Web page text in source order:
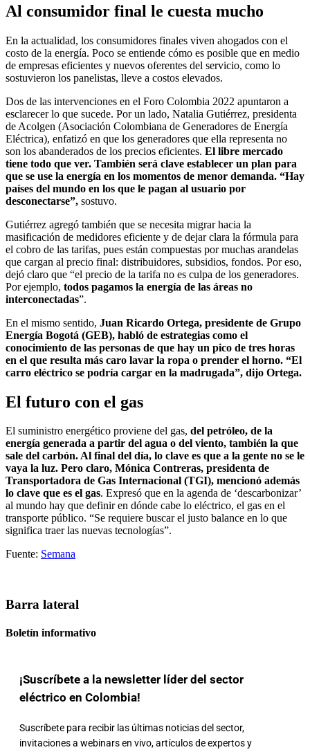
Al consumidor final le cuesta mucho
En la actualidad, los consumidores finales viven ahogados con el
costo de la energía. Poco se entiende cómo es posible que en medio
de empresas eficientes y nuevos oferentes del servicio, como lo
sostuvieron los panelistas, lleve a costos elevados.
Dos de las intervenciones en el Foro Colombia 2022 apuntaron a
esclarecer lo que sucede. Por un lado, Natalia Gutiérrez, presidenta
de Acolgen (Asociación Colombiana de Generadores de Energía
Eléctrica), enfatizó en que los generadores que ella representa no
son los abanderados de los precios eficientes. El libre mercado
tiene todo que ver. También será clave establecer un plan para
que se use la energía en los momentos de menor demanda. “Hay
países del mundo en los que le pagan al usuario por
desconectarse”, sostuvo.
Gutiérrez agregó también que se necesita migrar hacia la
masificación de medidores eficiente y de dejar clara la fórmula para
el cobro de las tarifas, pues están compuestas por muchas arandelas
que cargan al precio final: distribuidores, subsidios, fondos. Por eso,
dejó claro que “el precio de la tarifa no es culpa de los generadores.
Por ejemplo, todos pagamos la energía de las áreas no
interconectadas”.
En el mismo sentido, Juan Ricardo Ortega, presidente de Grupo
Energía Bogotá (GEB), habló de estrategias como el
conocimiento de las personas de que hay un pico de tres horas
en el que resulta más caro lavar la ropa o prender el horno. “El
carro eléctrico se podría cargar en la madrugada”, dijo Ortega.
El futuro con el gas
El suministro energético proviene del gas, del petróleo, de la
energía generada a partir del agua o del viento, también la que
sale del carbón. Al final del día, lo clave es que a la gente no se le
vaya la luz. Pero claro, Mónica Contreras, presidenta de
Transportadora de Gas Internacional (TGI), mencionó además
lo clave que es el gas. Expresó que en la agenda de ‘descarbonizar’
al mundo hay que definir en dónde cabe lo eléctrico, el gas en el
transporte público. “Se requiere buscar el justo balance en lo que
significa traer las nuevas tecnologías”.
Fuente: Semana
Barra lateral
Boletín informativo
¡Suscríbete a la newsletter líder del sector
eléctrico en Colombia!
Suscríbete para recibir las últimas noticias del sector,
invitaciones a webinars en vivo, artículos de expertos y